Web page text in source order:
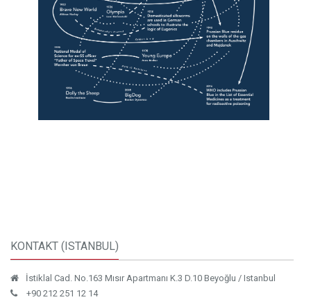
KONTAKT (ISTANBUL)
İstiklal Cad. No.163 Mısır Apartmanı K.3 D.10 Beyoğlu / Istanbul
+90 212 251 12 14